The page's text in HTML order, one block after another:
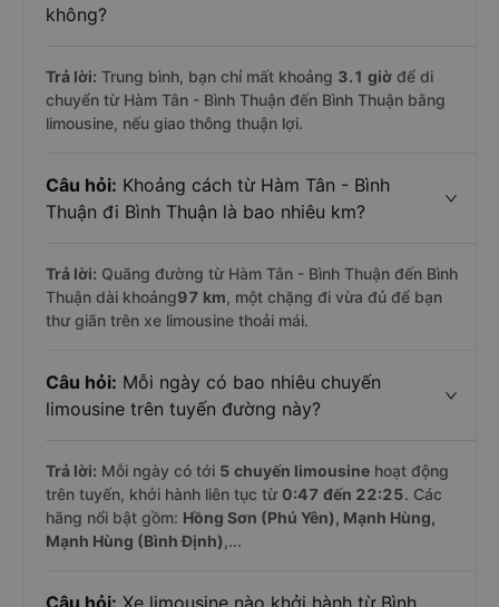
không?
Trả lời: Trung bình, bạn chỉ mất khoảng 3.1 giờ để di
chuyển từ Hàm Tân - Bình Thuận đến Bình Thuận bằng
limousine, nếu giao thông thuận lợi.
Câu hỏi: Khoảng cách từ Hàm Tân - Bình
Thuận đi Bình Thuận là bao nhiêu km?
Trả lời: Quãng đường từ Hàm Tân - Bình Thuận đến Bình
Thuận dài khoảng97 km, một chặng đi vừa đủ để bạn
thư giãn trên xe limousine thoải mái.
Câu hỏi: Mỗi ngày có bao nhiêu chuyến
limousine trên tuyến đường này?
Trả lời: Mỗi ngày có tới 5 chuyến limousine hoạt động
trên tuyến, khởi hành liên tục từ0:47 đến 22:25. Các
hãng nổi bật gồm: Hồng Sơn (Phú Yên), Mạnh Hùng,
Mạnh Hùng (Bình Định),...
Câu hỏi: Xe limousine nào khởi hành từ Bình